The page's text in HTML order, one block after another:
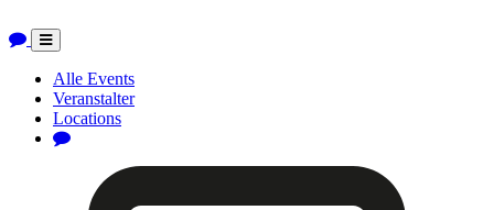
Toggle
navigation
Alle Events
Veranstalter
Locations